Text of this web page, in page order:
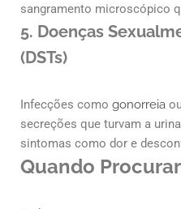
sangramento microscópico
5. Doenças
(DSTs)
Infecções como gonorreia
secreções que turvam a
sintomas como dor e
Quando